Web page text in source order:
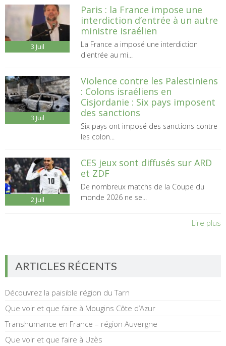
3 Juil
Paris : la France impose une
interdiction d’entrée à un autre
ministre israélien
La France a imposé une interdiction
d'entrée au mi...
3 Juil
Violence contre les Palestiniens
: Colons israéliens en
Cisjordanie : Six pays imposent
des sanctions
Six pays ont imposé des sanctions contre
les colon...
2 Juil
CES jeux sont diffusés sur ARD
et ZDF
De nombreux matchs de la Coupe du
monde 2026 ne se...
Lire plus
ARTICLES RÉCENTS
Découvrez la paisible région du Tarn
Que voir et que faire à Mougins Côte d’Azur
Transhumance en France – région Auvergne
Que voir et que faire à Uzès